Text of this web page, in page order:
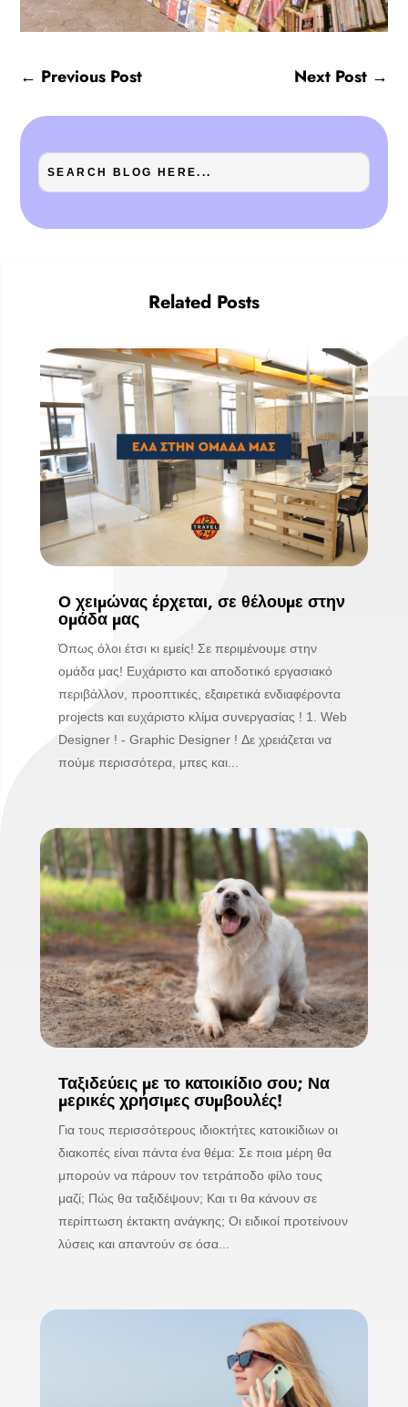
← Previous Post Next Post→
Related Posts
Ο χειμώνας έρχεται, σε θέλουμε στην
ομάδα μας
Όπως όλοι έτσι κι εμείς! Σε περιμένουμε στην
ομάδα μας! Ευχάριστο και αποδοτικό εργασιακό
περιβάλλον, προοπτικές, εξαιρετικά ενδιαφέροντα
projects και ευχάριστο κλίμα συνεργασίας ! 1. Web
Designer ! - Graphic Designer ! Δε χρειάζεται να
πούμε περισσότερα, μπες και...
Ταξιδεύεις με το κατοικίδιο σου; Να
μερικές χρήσιμες συμβουλές!
Για τους περισσότερους ιδιοκτήτες κατοικίδιων οι
διακοπές είναι πάντα ένα θέμα: Σε ποια μέρη θα
μπορούν να πάρουν τον τετράποδο φίλο τους
μαζί; Πώς θα ταξιδέψουν; Και τι θα κάνουν σε
περίπτωση έκτακτη ανάγκης; Οι ειδικοί προτείνουν
λύσεις και απαντούν σε όσα...